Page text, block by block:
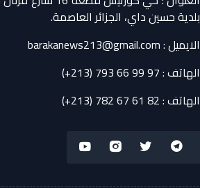
بلدية حسين داي، الجزائر العاصمة.
الايميل :barakanews213@gmail.com
الهاتف :(+213) 793 66 99 97
الهاتف :(+213) 782 67 61 82